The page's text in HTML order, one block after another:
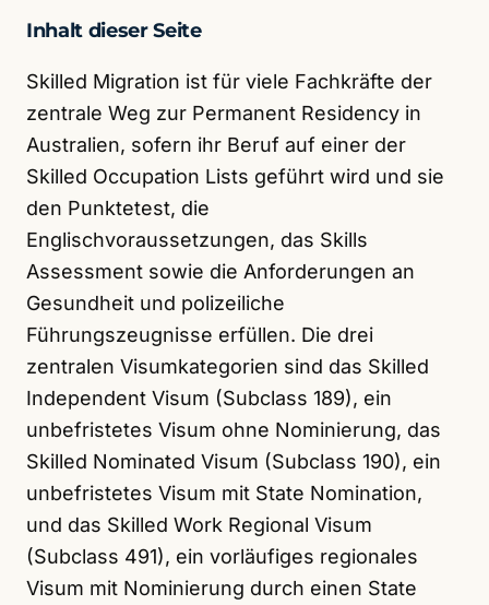
Inhalt dieser Seite
Skilled Migration ist für viele Fachkräfte der
zentrale Weg zur Permanent Residency in
Australien, sofern ihr Beruf auf einer der
Skilled Occupation Lists geführt wird und sie
den Punktetest, die
Englischvoraussetzungen, das Skills
Assessment sowie die Anforderungen an
Gesundheit und polizeiliche
Führungszeugnisse erfüllen. Die drei
zentralen Visumkategorien sind das Skilled
Independent Visum (Subclass 189), ein
unbefristetes Visum ohne Nominierung, das
Skilled Nominated Visum (Subclass 190), ein
unbefristetes Visum mit State Nomination,
und das Skilled Work Regional Visum
(Subclass 491), ein vorläufiges regionales
Visum mit Nominierung durch einen State